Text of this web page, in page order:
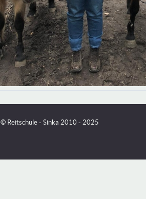
© Reitschule - Sinka 2010 - 2025